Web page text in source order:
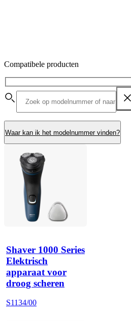
Compatibele producten
Waar kan ik het modelnummer vinden?
Shaver 1000 Series
Elektrisch
apparaat voor
droog scheren
S1134/00